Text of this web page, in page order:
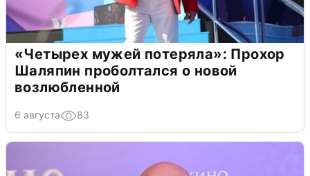
«Четырех мужей потеряла»: Прохор
Шаляпин проболтался о новой
возлюбленной
6 августа 83